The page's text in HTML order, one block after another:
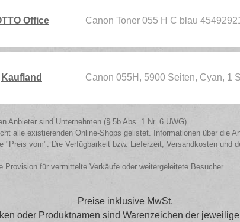
Office Canon Toner 055 H C blau
Kaufland Canon 055H, 5900 Seiten, Cyan, 1
Anbieter sind Unternehmen (§ 5b Abs. 1 Nr. 6 UWG).
alle existierenden Online-Shops gelistet. Informationen über die
"Preis vom". Die Verfügbarkeit bzw. Lieferzeit, Versandkosten und
Provision für vermittelte Verkäufe oder weitergeleitete Besucher.
Preise inklusive MwSt.
oder Produktnamen sind Warenzeichen der